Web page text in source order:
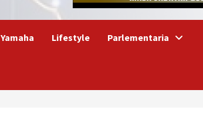
Yamaha Lifestyle Parlementaria